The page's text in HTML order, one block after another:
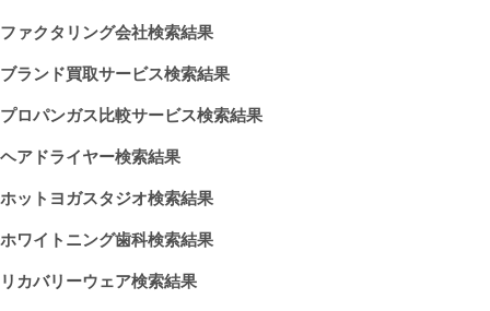
ファクタリング会社検索結果
ブランド買取サービス検索結果
プロパンガス比較サービス検索結果
ヘアドライヤー検索結果
ホットヨガスタジオ検索結果
ホワイトニング歯科検索結果
リカバリーウェア検索結果